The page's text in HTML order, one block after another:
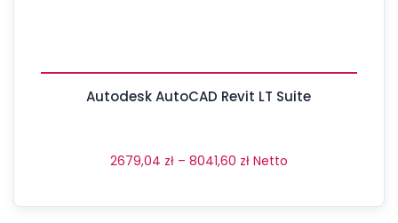
Autodesk AutoCAD Revit LT Suite
2679,04 zł – 8041,60 zł Netto